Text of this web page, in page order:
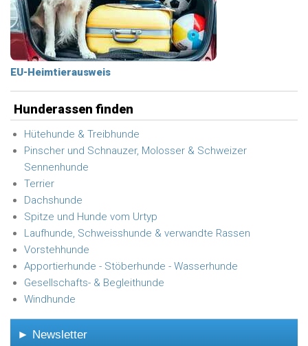
EU-Heimtierausweis
Hunderassen finden
Hütehunde & Treibhunde
Pinscher und Schnauzer, Molosser & Schweizer
Sennenhunde
Terrier
Dachshunde
Spitze und Hunde vom Urtyp
Laufhunde, Schweisshunde & verwandte Rassen
Vorstehhunde
Apportierhunde - Stöberhunde - Wasserhunde
Gesellschafts- & Begleithunde
Windhunde
► Newsletter